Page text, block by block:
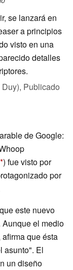
se lanzará en
a principios
visto en una
detalles
Publicado
de Google:
) fue visto por
por
este nuevo
el medio
que ésta
asunto". El
un diseño